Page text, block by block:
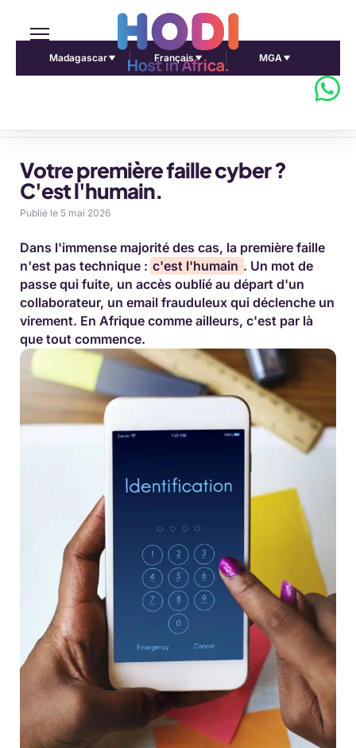
Madagascar Français MGA
Votre première faille cyber ?
C'est l'humain.
Publié le 5 mai 2026
Dans l'immense majorité des cas, la première faille
n'est pas technique : c'est l'humain . Un mot de
passe qui fuite, un accès oublié au départ d'un
collaborateur, un email frauduleux qui déclenche un
virement. En Afrique comme ailleurs, c'est par là
que tout commence.